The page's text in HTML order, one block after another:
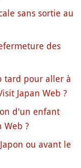
sans sortie au
des
tard pour aller à
Japan Web ?
d'un enfant
Web ?
ou avant le